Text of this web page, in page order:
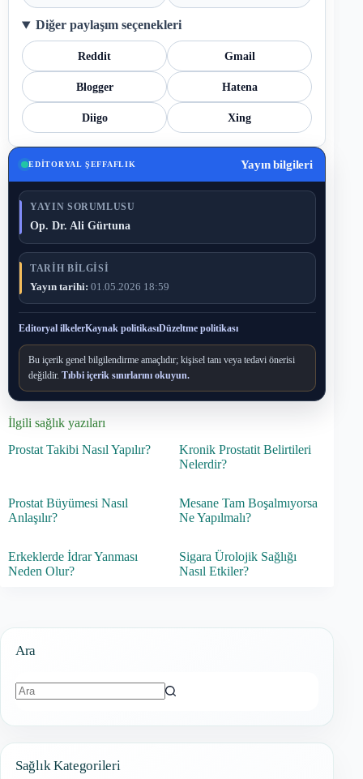
Diğer paylaşım seçenekleri
Reddit Gmail
Blogger Hatena
Diigo Xing
EDITORYAL ŞEFFAFLIK Yayın bilgileri
YAYIN SORUMLUSU
Op. Dr. Ali Gürtuna
TARIH BILGISI
Yayın tarihi: 01.05.2026 18:59
Editoryal ilkelerKaynak politikasıDüzeltme politikası
Bu içerik genel bilgilendirme amaçlıdır; kişisel tanı veya tedavi önerisi
değildir. Tıbbi içerik sınırlarını okuyun.
İlgili sağlık yazıları
Prostat Takibi Nasıl Yapılır?
Kronik Prostatit Belirtileri
Nelerdir?
Prostat Büyümesi Nasıl
Anlaşılır?
Mesane Tam Boşalmıyorsa
Ne Yapılmalı?
Erkeklerde İdrar Yanması
Neden Olur?
Sigara Ürolojik Sağlığı
Nasıl Etkiler?
Ara
Sağlık Kategorileri